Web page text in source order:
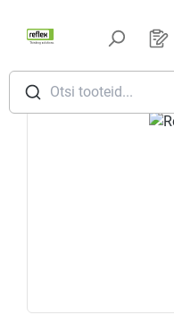
Otsi tooteid...
Jäta pildigalerii vahele